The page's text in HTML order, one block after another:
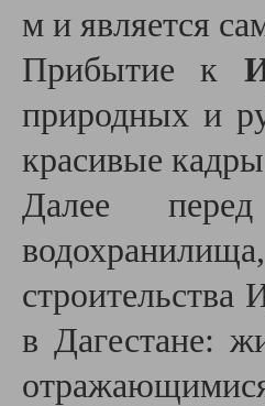
м и является
Прибытие к
природных и
красивые
Далее
в Дагестане: